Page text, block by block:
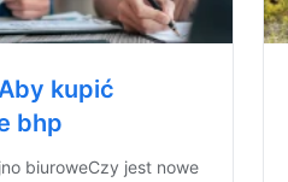
kupić
bhp
biuroweCzy jest nowe